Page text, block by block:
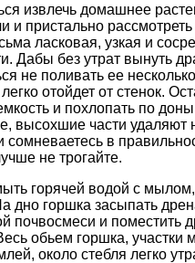
извлечь домашнее
и пристально
ласковая, узкая и
Дабы без утрат вынуть
не поливать ее
отойдет от стенок.
и похлопать по
высохшие части удаляют
сомневаетесь в
не трогайте.
горячей водой с
дно горшка засыпать
почвосмеси и поместить
обьем горшка, участки
около стебля легко